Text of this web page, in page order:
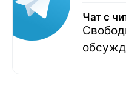
Чат с